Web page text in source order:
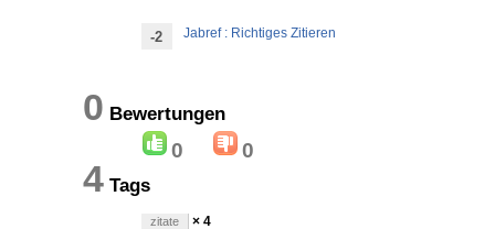
-2 Jabref : Richtiges Zitieren
0 Bewertungen
0 0
4 Tags
zitate × 4